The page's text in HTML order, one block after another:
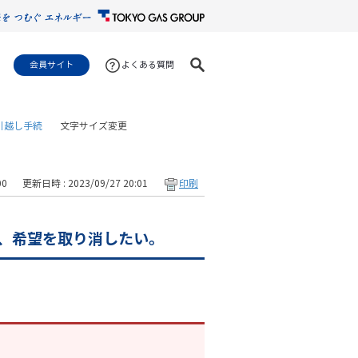
会員サイト よくある質問
文字サイズ変更
越し手続
更新日時 : 2023/09/27 20:01 印刷
望を取り消したい。